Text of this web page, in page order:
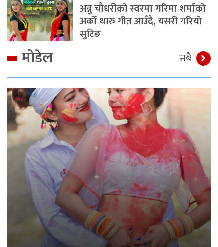
अन्नु चौधरीको स्वरमा गरिमा शर्माको
अर्को थारु गीत आउँदै, यसरी गरियो
सुटिङ
मोडेल सबै